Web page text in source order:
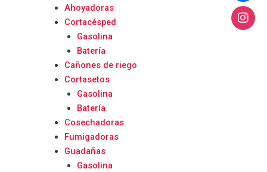
Ahoyadoras
Cortacésped
Gasolina
Batería
Cañones de riego
Cortasetos
Gasolina
Batería
Cosechadoras
Fumigadoras
Guadañas
Gasolina